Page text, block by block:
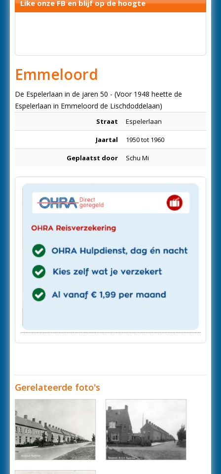
Like onze FB en blijf op de hoogte
Emmeloord
De Espelerlaan in de jaren 50 - (Voor 1948 heette de
Espelerlaan in Emmeloord de Lischdoddelaan)
Straat Espelerlaan
Jaartal 1950 tot 1960
Geplaatst door Schu Mi
Gerelateerde foto's